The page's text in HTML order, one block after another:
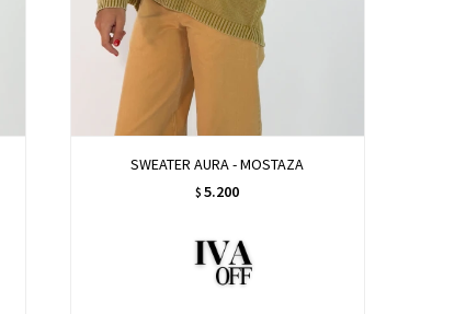
SWEATER AURA - MOSTAZA
$ 5.200